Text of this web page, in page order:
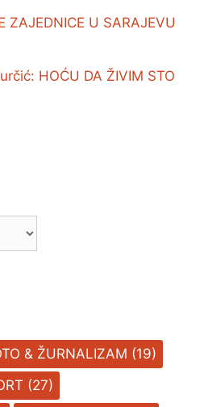
ZAJEDNICE U SARAJEVU
HOĆU DA ŽIVIM STO
& ŽURNALIZAM (19)
(27)